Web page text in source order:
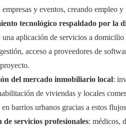
empresas y eventos, creando empleo
tecnológico respaldado por la
una aplicación de servicios a
acceso a proveedores de
del mercado inmobiliario local:
de viviendas y locales
barrios urbanos gracias a estos
servicios profesionales: médicos,